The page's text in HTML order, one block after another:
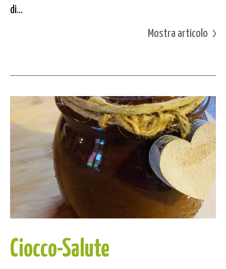
di...
Mostra articolo
Ciocco-Salute